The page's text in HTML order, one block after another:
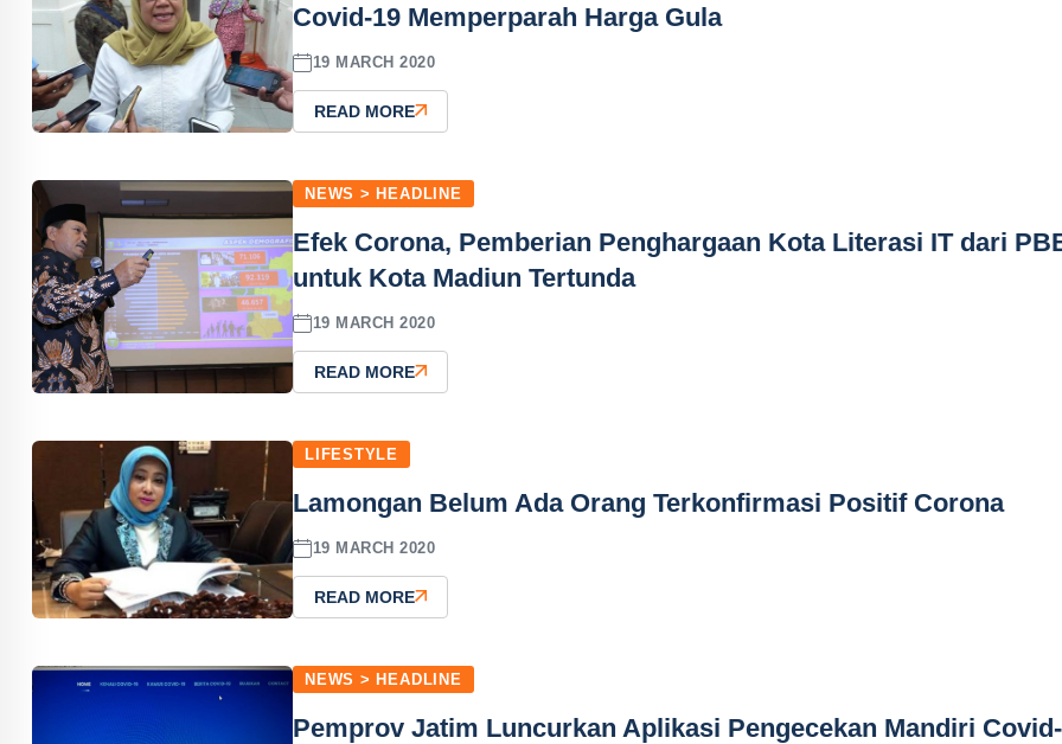
Covid-19 Memperparah Harga Gula
19 MARCH 2020
READ MORE
NEWS > HEADLINE
Efek Corona, Pemberian Penghargaan Kota Literasi IT dari
untuk Kota Madiun Tertunda
19 MARCH 2020
READ MORE
LIFESTYLE
Lamongan Belum Ada Orang Terkonfirmasi Positif Corona
19 MARCH 2020
READ MORE
NEWS > HEADLINE
Pemprov Jatim Luncurkan Aplikasi Pengecekan Mandiri Covid-